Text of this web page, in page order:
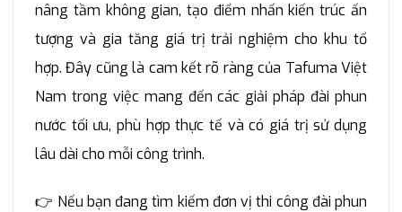
nâng tầm không gian, tạo điểm nhấn kiến trúc ấn
tượng và gia tăng giá trị trải nghiệm cho khu tổ
hợp. Đây cũng là cam kết rõ ràng của Tafuma Việt
Nam trong việc mang đến các giải pháp đài phun
nước tối ưu, phù hợp thực tế và có giá trị sử dụng
lâu dài cho mỗi công trình.
👉 Nếu bạn đang tìm kiếm đơn vị thi công đài phun